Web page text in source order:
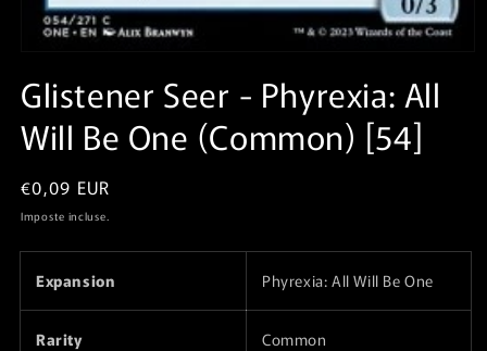
multimediali
1
in
finestra
Glistener Seer⁣ - Phyrexia: All
Will Be One⁣ (Common)⁣ [54]
Prezzo
di
€0,09 EUR
Imposte incluse.
Expansion Phyrexia: All Will Be One
Rarity Common